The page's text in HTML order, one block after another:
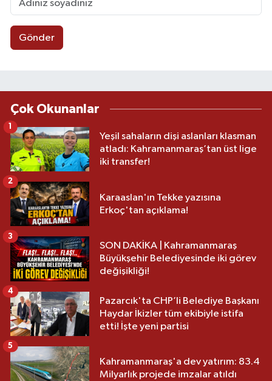
Gönder
Çok Okunanlar
Yeşil sahaların dişi aslanları klasman
atladı: Kahramanmaraş’tan üst lige
iki transfer!
Karaaslan'ın Tekke yazısına
Erkoç'tan açıklama!
2
SON DAKİKA | Kahramanmaraş
Büyükşehir Belediyesinde iki görev
değişikliği!
3
Pazarcık'ta CHP’li Belediye Başkanı
Haydar İkizler tüm ekibiyle istifa
etti! İşte yeni partisi
4
Kahramanmaraş'a dev yatırım: 83.4
Milyarlık projede imzalar atıldı
5